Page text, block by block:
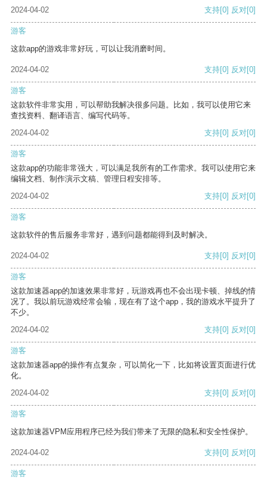
2024-04-02 支持[0] 反对[0]
游客
这款app的游戏非常好玩，可以让我消磨时间。
2024-04-02 支持[0] 反对[0]
游客
这款软件非常实用，可以帮助我解决很多问题。比如，我可以使用它来
查找资料、翻译语言、编写代码等。
2024-04-02
支持[0] 反对[0]
游客
这款app的功能非常强大，可以满足我所有的工作需求。我可以使用它来
编辑文档、制作演示文稿、管理日程安排等。
2024-04-02
支持[0] 反对[0]
游客
这款软件的售后服务非常好，遇到问题都能得到及时解决。
2024-04-02 支持[0] 反对[0]
游客
这款加速器app的加速效果非常好，玩游戏再也不会出现卡顿、掉线的情
况了。我以前玩游戏经常会输，现在有了这个app，我的游戏水平提升了
不少。
2024-04-02
支持[0] 反对[0]
游客
这款加速器app的操作有点复杂，可以简化一下，比如将设置页面进行优
化。
2024-04-02
支持[0] 反对[0]
游客
这款加速器VPM应用程序已经为我们带来了无限的隐私和安全性保护。
2024-04-02 支持[0] 反对[0]
游客